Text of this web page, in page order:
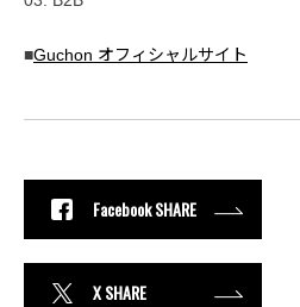
■Guchon オフィシャルサイト
Facebook SHARE
X SHARE